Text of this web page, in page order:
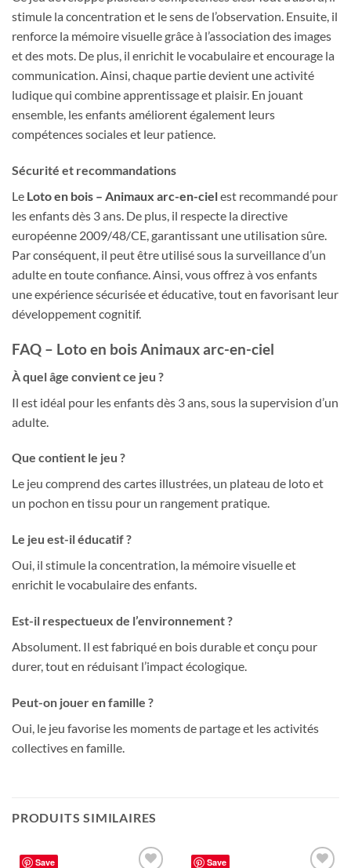
stimule la concentration et le sens de l’observation. Ensuite, il
renforce la mémoire visuelle grâce à l’association des images
et des mots. De plus, il enrichit le vocabulaire et encourage la
communication. Ainsi, chaque partie devient une activité
ludique qui combine apprentissage et plaisir. En jouant
ensemble, les enfants améliorent également leurs
compétences sociales et leur patience.
Sécurité et recommandations
Le Loto en bois – Animaux arc-en-cielest recommandé pour
les enfants dès 3 ans. De plus, il respecte la directive
européenne 2009/48/CE, garantissant une utilisation sûre.
Par conséquent, il peut être utilisé sous la surveillance d’un
adulte en toute confiance. Ainsi, vous offrez à vos enfants
une expérience sécurisée et éducative, tout en favorisant leur
développement cognitif.
FAQ – Loto en bois Animaux arc-en-ciel
À quel âge convient ce jeu ?
Il est idéal pour les enfants dès 3 ans, sous la supervision d’un
adulte.
Que contient le jeu ?
Le jeu comprend des cartes illustrées, un plateau de loto et
un pochon en tissu pour un rangement pratique.
Le jeu est-il éducatif ?
Oui, il stimule la concentration, la mémoire visuelle et
enrichit le vocabulaire des enfants.
Est-il respectueux de l’environnement ?
Absolument. Il est fabriqué en bois durable et conçu pour
durer, tout en réduisant l’impact écologique.
Peut-on jouer en famille ?
Oui, le jeu favorise les moments de partage et les activités
collectives en famille.
PRODUITS SIMILAIRES
Save Save